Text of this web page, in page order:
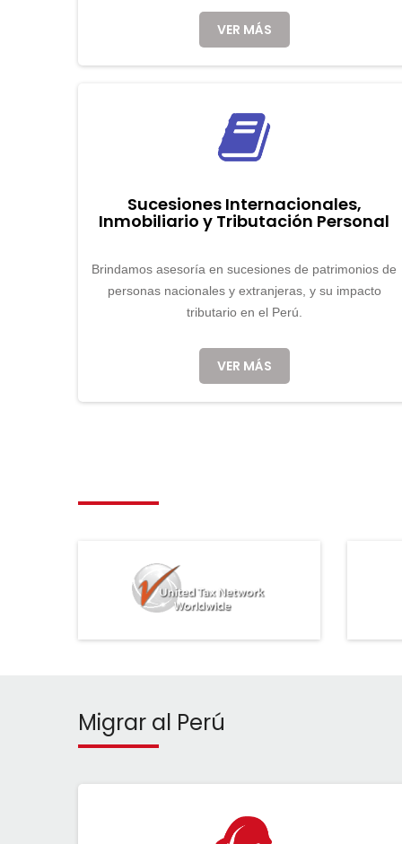
VER MÁS
Sucesiones Internacionales,
Inmobiliario y Tributación Personal
Brindamos asesoría en sucesiones de patrimonios de
personas nacionales y extranjeras, y su impacto
tributario en el Perú.
VER MÁS
Migrar al Perú